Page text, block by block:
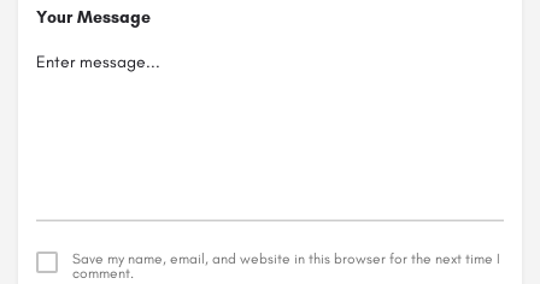
Your Message
Save my name, email, and website in this browser for the next time I
comment.